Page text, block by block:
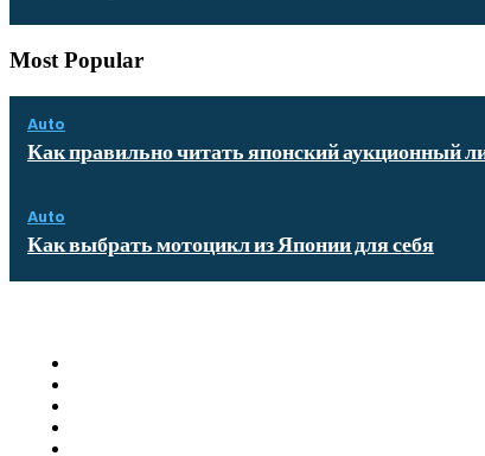
Most Popular
Auto
Как правильно читать японский аукционный
Auto
Как выбрать мотоцикл из Японии для себя